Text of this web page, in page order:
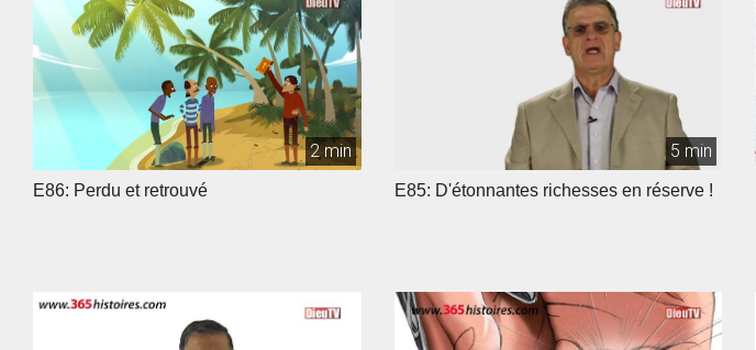
2 min
E86: Perdu et retrouvé
5 min
E85: D'étonnantes richesses en réserve !